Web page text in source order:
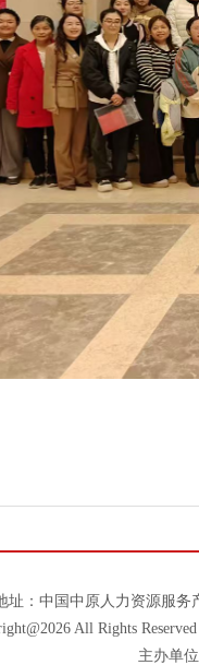
址：中国中原人力资源服
All Rights
主办单